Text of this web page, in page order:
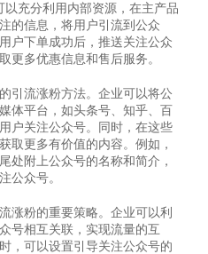
以充分利用内部资源，在主产品
的信息，将用户引流到公众
户下单成功后，推送关注公众
更多优惠信息和售后服务。
引流涨粉方法。企业可以将公
体平台，如头条号、知乎、百
户关注公众号。同时，在这些
取更多有价值的内容。例如，
处附上公众号的名称和简介，
公众号。
涨粉的重要策略。企业可以利
号相互关联，实现流量的互
，可以设置引导关注公众号的